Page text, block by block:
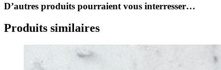
D’autres produits pourraient vous interresser…
Produits similaires